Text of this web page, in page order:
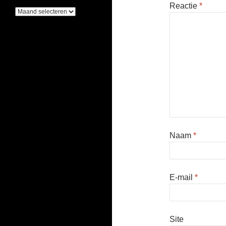
Reactie *
Naam *
E-mail *
Site
Archieven